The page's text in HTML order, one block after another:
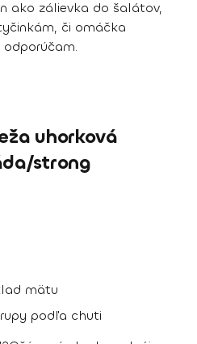
ako zálievka do šalátov,
či omáčka
odporúčam.
uhorková
strong
mätu
podľa chuti